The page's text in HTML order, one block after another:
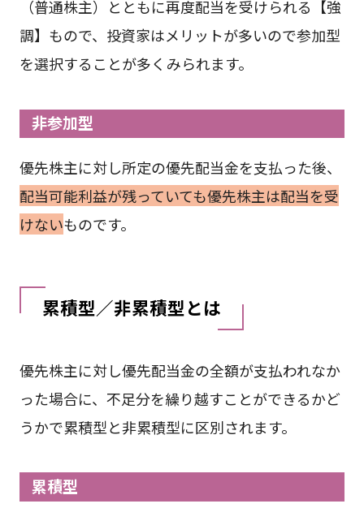
（普通株主）とともに再度配当を受けられる【強
調】もので、投資家はメリットが多いので参加型
を選択することが多くみられます。
非参加型
優先株主に対し所定の優先配当金を支払った後、
配当可能利益が残っていても優先株主は配当を受
けないものです。
累積型／非累積型とは
優先株主に対し優先配当金の全額が支払われなか
った場合に、不足分を繰り越すことができるかど
うかで累積型と非累積型に区別されます。
累積型